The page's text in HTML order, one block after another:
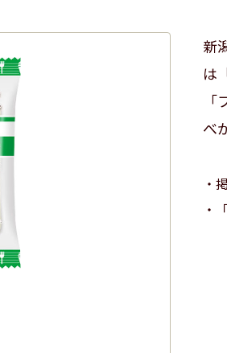
新
は
べ